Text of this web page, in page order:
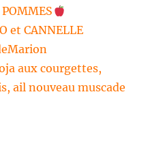
POMMES
et CANNELLE
aux courgettes,
ail nouveau muscade